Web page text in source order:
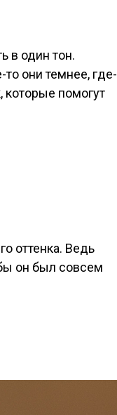
в один тон.
они темнее, где-
которые помогут
оттенка. Ведь
он был совсем